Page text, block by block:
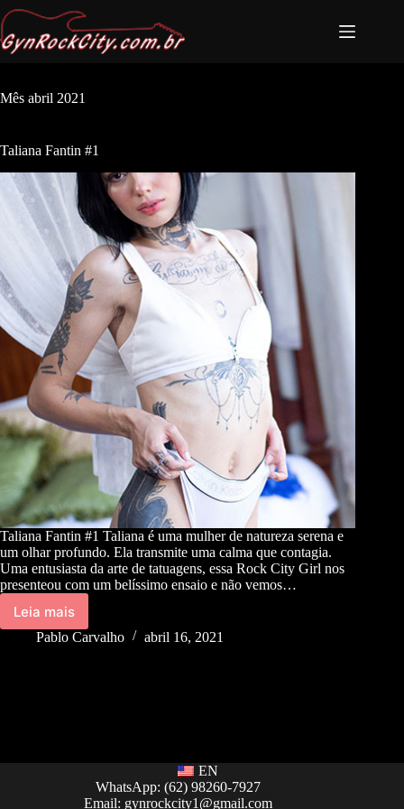
Mês abril 2021
Taliana Fantin #1
Taliana Fantin #1 Taliana é uma mulher de natureza serena e
um olhar profundo. Ela transmite uma calma que contagia.
Uma entusiasta da arte de tatuagens, essa Rock City Girl nos
presenteou com um belíssimo ensaio e não vemos…
Leia mais
Pablo Carvalho abril 16, 2021
EN
WhatsApp: (62) 98260-7927
Email: gynrockcity1@gmail.com